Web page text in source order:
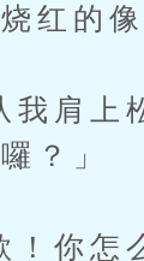
红的像
肩上
？」
你怎